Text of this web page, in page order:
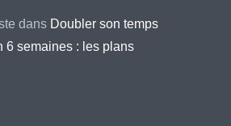
dans Doubler son temps
6 semaines : les plans